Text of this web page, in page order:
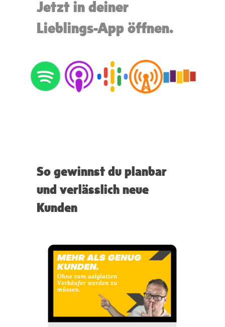
Jetzt in deiner
Lieblings-App öffnen.
So gewinnst du planbar
und verlässlich neue
Kunden